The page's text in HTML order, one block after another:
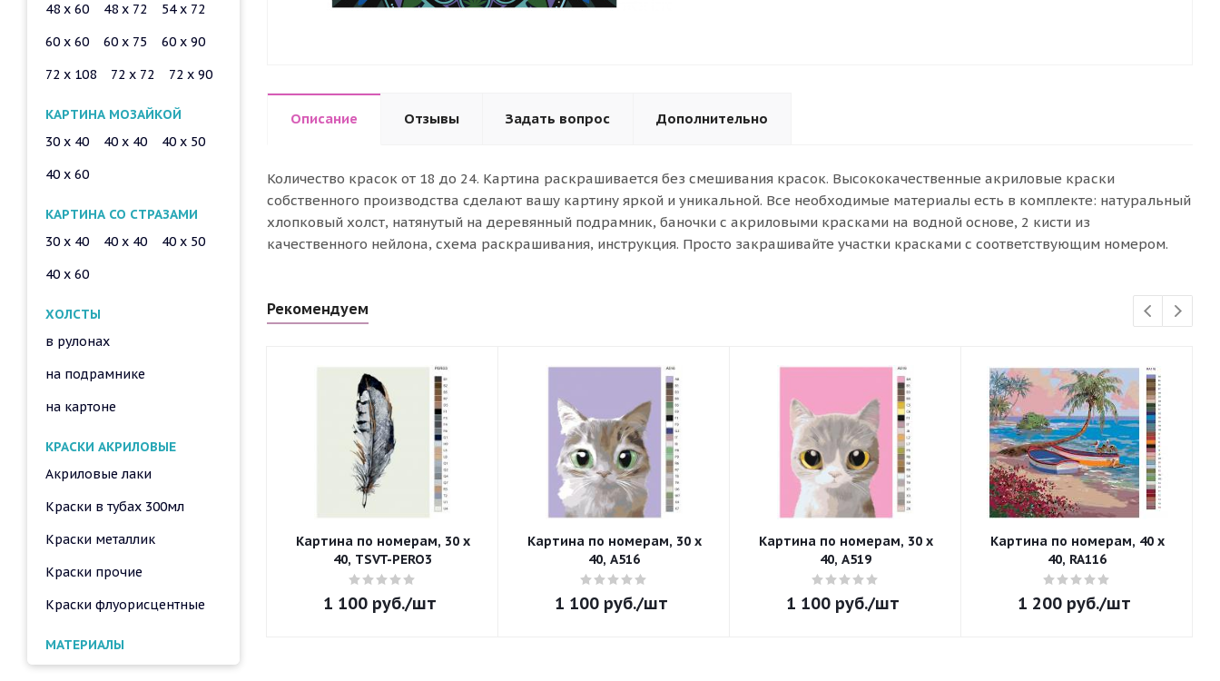
Описание Отзывы Задать вопрос Дополнительно
Количество красок от 18 до 24. Картина раскрашивается без смешивания красок. Высококачественные акриловые краски
собственного производства сделают вашу картину яркой и уникальной. Все необходимые материалы есть в комплекте: натуральный
хлопковый холст, натянутый на деревянный подрамник, баночки с акриловыми красками на водной основе, 2 кисти из
качественного нейлона, схема раскрашивания, инструкция. Просто закрашивайте участки красками с соответствующим номером.
Рекомендуем
Картина по номерам, 30 x
40, TSVT-PERO3
1 100руб./шт
Картина по номерам, 30 x
40, A516
1 100руб./шт
Картина по номерам, 30 x
40, A519
1 100руб./шт
Картина по номерам, 40 x
40, RA116
1 200руб./шт
48 x 60
48 x 72
54 x 72
60 x 60
60 x 75
60 x 90
72 x 108
72 x 72 72 x 90
КАРТИНА МОЗАЙКОЙ
30 x 40
40 x 40
40 x 50
40 x 60
КАРТИНА СО СТРАЗАМИ
30 x 40
40 x 40
40 x 50
40 x 60
ХОЛСТЫ
в рулонах
на подрамнике
на картоне
КРАСКИ АКРИЛОВЫЕ
Акриловые лаки
Краски в тубах 300мл
Краски металлик
Краски прочие
Краски флуорисцентные
МАТЕРИАЛЫ